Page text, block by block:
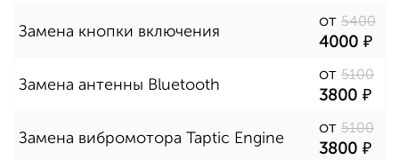
Замена кнопки включения
от 5400
4000
Замена антенны Bluetooth
от 5100
3800
Замена вибромотора Taptic Engine
от 5100
3800